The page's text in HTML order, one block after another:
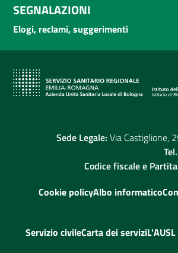
SEGNALAZIONI
Elogi, reclami, suggerimenti
Sede Legale: Via Castiglione,
Tel.
Codice fiscale e
Cookie policyAlbo informatico
Servizio civileCarta dei servizi